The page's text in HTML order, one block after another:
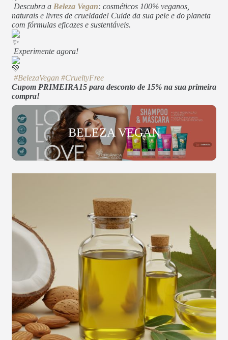
Descubra a Beleza Vegan: cosméticos 100% veganos,
naturais e livres de crueldade! Cuide da sua pele e do planeta
com fórmulas eficazes e sustentáveis.
Experimente agora!
#BelezaVegan #CrueltyFree
Cupom PRIMEIRA15 para desconto de 15% na sua primeira
compra!
BELEZA VEGAN